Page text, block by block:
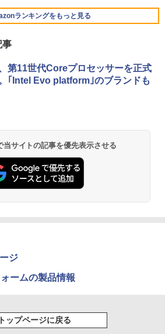
得2,000円OFF&P2倍｜Windows11正
対応 第8世代｜楽天1位 三冠獲得｜豪
特典付き｜最大180日保証｜Core i5 第
付き｜15.6型 テンキー付き｜ノー
パソコン｜パソコン｜PC｜中古PC
29,800
★20％クーポン】MINISFORUM UM8
6GB/32GB RAM 512GB/1TB SSD Wind
ows 11 Pro ゲーミングpc 2.5Gbps LA
Wi-Fi6E/BT5.2/HDMI2.1/USB4/DP1.4/
チ選択】 モバイルモニター 15.6インチ
ングレア 非光沢 1080PフルHD コスパ
画質 デュアルモニター サブモニター
モートワーク IPS Tpye-C/mini HDMI
￥9,999
ランキングをもっと見る
WAYNE feat. Flo Milli, ATL Jacob
My Road (Stadium ver.)
限定】 い・ろ・は・す 2L P
ラベルレス ×8本
山の天然水 バナジウム含有 水 ミネラル
ーター ペットボトル 静岡県産 500ミリリ
ル (Smart Basic)
Basic)
のひとりごと 17巻 (デジタル版ビッグガ
ンコミックス)
ス)
パーの裏でヤニ吸うふたり 9巻 (デジタル
810
事
第11世代Coreプロセッサーを正式
｢Intel Evo platform｣のブランドも
サイトの記事を優先表示させる
ジ
ームの製品情報
トップページに戻る